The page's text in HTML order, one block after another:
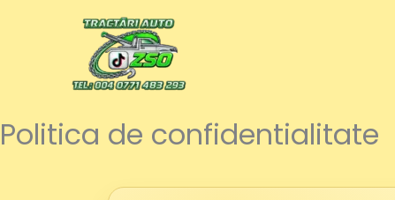
Politica de confidentialitate